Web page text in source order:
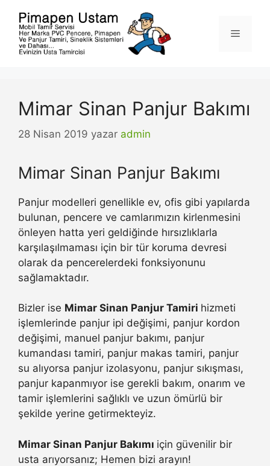
Menü
Mimar Sinan Panjur Bakımı
28 Nisan 2019 yazar admin
Mimar Sinan Panjur Bakımı
Panjur modelleri genellikle ev, ofis gibi yapılarda
bulunan, pencere ve camlarımızın kirlenmesini
önleyen hatta yeri geldiğinde hırsızlıklarla
karşılaşılmaması için bir tür koruma devresi
olarak da pencerelerdeki fonksiyonunu
sağlamaktadır.
Bizler ise Mimar Sinan Panjur Tamiri hizmeti
işlemlerinde panjur ipi değişimi, panjur kordon
değişimi, manuel panjur bakımı, panjur
kumandası tamiri, panjur makas tamiri, panjur
su alıyorsa panjur izolasyonu, panjur sıkışması,
panjur kapanmıyor ise gerekli bakım, onarım ve
tamir işlemlerini sağlıklı ve uzun ömürlü bir
şekilde yerine getirmekteyiz.
Mimar Sinan Panjur Bakımı için güvenilir bir
usta arıyorsanız; Hemen bizi arayın!